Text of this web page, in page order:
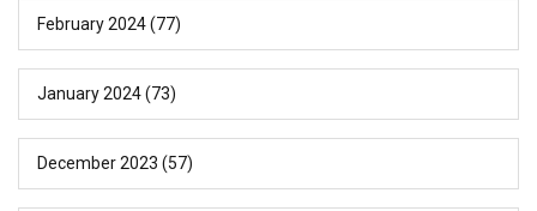
February 2024(77)
January 2024(73)
December 2023 (57)